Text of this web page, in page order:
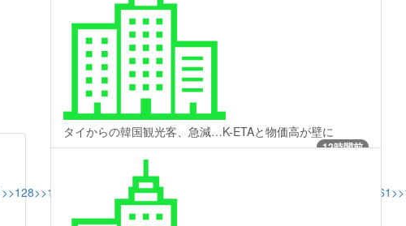
>>128>>132 >>135>>137 >>161
タイからの韓国観光客、急減…K-ETAと物価高が壁に
12時間前